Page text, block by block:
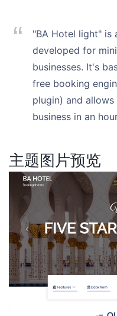
"BA Hotel light" is
developed for
businesses. It's
free booking
plugin) and
business in an
主题图片预览